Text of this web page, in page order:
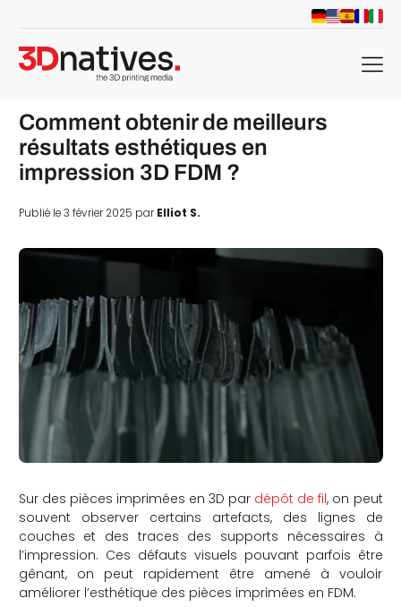
menu
Comment obtenir de meilleurs
résultats esthétiques en
impression 3D FDM ?
Publié le 3 février 2025 parElliot S.
Sur des pièces imprimées en 3D par dépôt de fil, on peut
souvent observer certains artefacts, des lignes de
couches et des traces des supports nécessaires à
l’impression. Ces défauts visuels pouvant parfois être
gênant, on peut rapidement être amené à vouloir
améliorer l’esthétique des pièces imprimées en FDM.